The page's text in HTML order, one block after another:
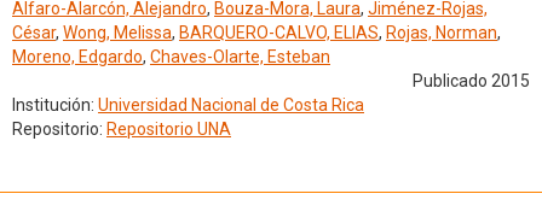
Alfaro-Alarcón, Alejandro, Bouza-Mora, Laura, Jiménez-Rojas,
César, Wong, Melissa, BARQUERO-CALVO, ELIAS, Rojas, Norman,
Moreno, Edgardo, Chaves-Olarte, Esteban
Publicado 2015
Institución: Universidad Nacional de Costa Rica
Repositorio: Repositorio UNA